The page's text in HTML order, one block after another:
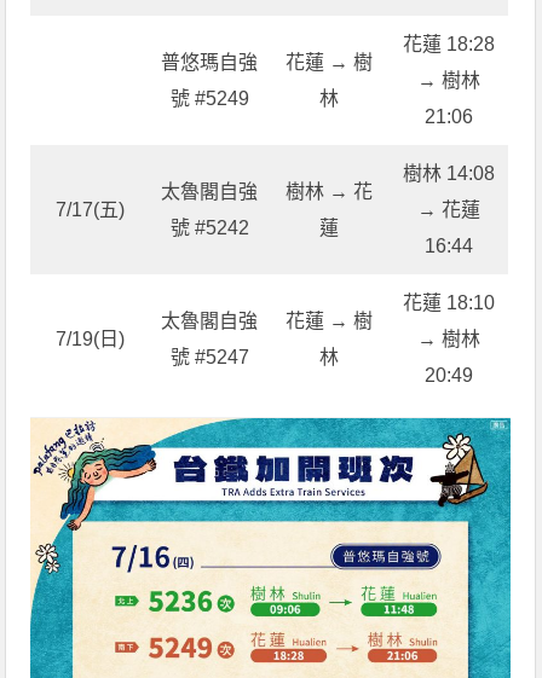
普悠瑪自強
號 #5249
花蓮 → 樹
林
花蓮 18:28
→ 樹林
21:06
7/17(五)
太魯閣自強
號 #5242
樹林 → 花
蓮
樹林 14:08
→ 花蓮
16:44
7/19(日)
太魯閣自強
號 #5247
花蓮 → 樹
林
花蓮 18:10
→ 樹林
20:49